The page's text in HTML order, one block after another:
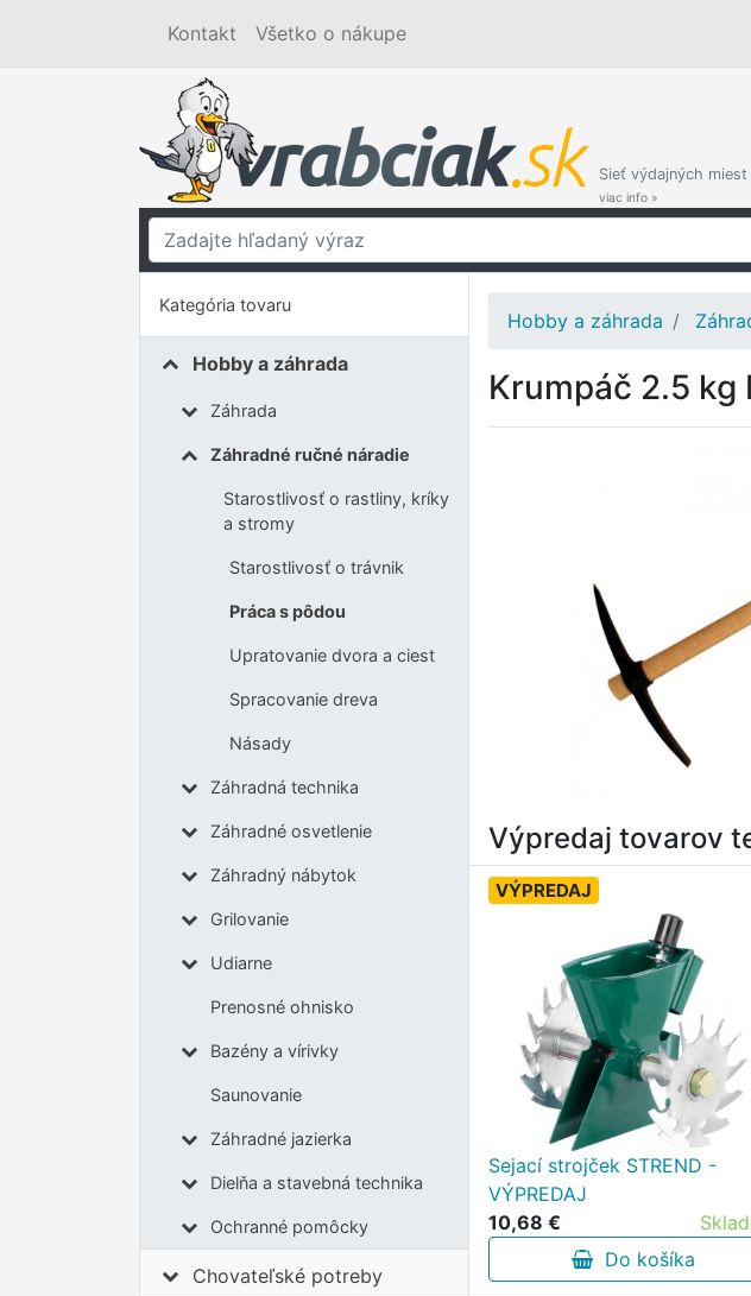
Kontakt Všetko o nákupe
Sieť výdajných miest
viac info »
Kategória tovaru
Hobby a záhrada
Záhrada
Záhradné ručné náradie
Starostlivosť o rastliny, kríky
a stromy
Starostlivosť o trávnik
Práca s pôdou
Upratovanie dvora a ciest
Spracovanie dreva
Násady
Záhradná technika
Záhradné osvetlenie
Záhradný nábytok
Grilovanie
Udiarne
Prenosné ohnisko
Bazény a vírivky
Saunovanie
Záhradné jazierka
Dielňa a stavebná technika
Ochranné pomôcky
Chovateľské potreby
Hobby a záhrada
Krumpáč 2.5 kg
Výpredaj tovarov
VÝPREDAJ
Sejací strojček STREND -
VÝPREDAJ
10,68 €
Do košíka